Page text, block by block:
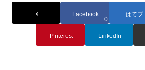
X Facebook
0
はてブ
Pinterest LinkedIn